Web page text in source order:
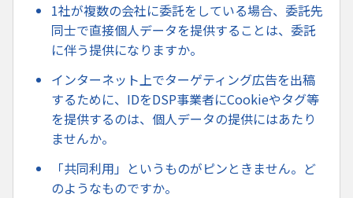
1社が複数の会社に委託をしている場合、委託先
同士で直接個人データを提供することは、委託
に伴う提供になりますか。
インターネット上でターゲティング広告を出稿
するために、IDをDSP事業者にCookieやタグ等
を提供するのは、個人データの提供にはあたり
ませんか。
「共同利用」というものがピンときません。ど
のようなものですか。